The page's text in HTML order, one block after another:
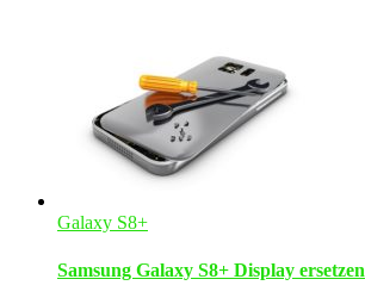
Galaxy S8+
Samsung Galaxy S8+ Display ersetzen